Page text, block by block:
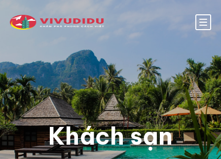
Khách sạn